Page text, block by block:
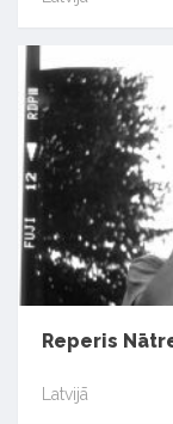
Reperis
Latvijā